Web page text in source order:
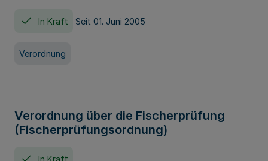
In Kraft Seit 01. Juni 2005
Verordnung
Verordnung über die Fischerprüfung
(Fischerprüfungsordnung)
In Kraft